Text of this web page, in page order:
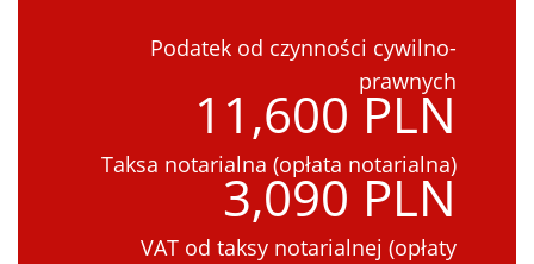
Podatek od czynności cywilno-
prawnych
11,600 PLN
Taksa notarialna (opłata notarialna)
3,090 PLN
VAT od taksy notarialnej (opłaty